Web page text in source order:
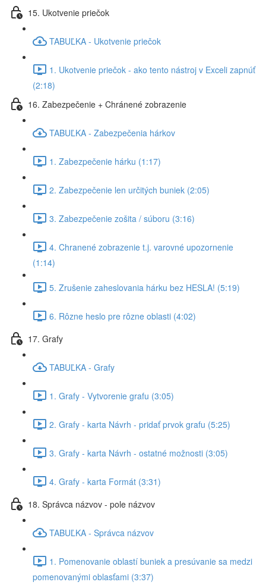
15. Ukotvenie priečok
TABUĽKA - Ukotvenie priečok
1. Ukotvenie priečok - ako tento nástroj v Exceli zapnúť
(2:18)
16. Zabezpečenie + Chránené zobrazenie
TABUĽKA - Zabezpečenia hárkov
1. Zabezpečenie hárku (1:17)
2. Zabezpečenie len určitých buniek (2:05)
3. Zabezpečenie zošita / súboru (3:16)
4. Chranené zobrazenie t.j. varovné upozornenie
(1:14)
5. Zrušenie zaheslovania hárku bez HESLA! (5:19)
6. Rôzne heslo pre rôzne oblasti (4:02)
17. Grafy
TABUĽKA - Grafy
1. Grafy - Vytvorenie grafu (3:05)
2. Grafy - karta Návrh - pridať prvok grafu (5:25)
3. Grafy - karta Návrh - ostatné možnosti (3:05)
4. Grafy - karta Formát (3:31)
18. Správca názvov - pole názvov
TABUĽKA - Správca názvov
1. Pomenovanie oblastí buniek a presúvanie sa medzi
pomenovanými oblasťami (3:37)